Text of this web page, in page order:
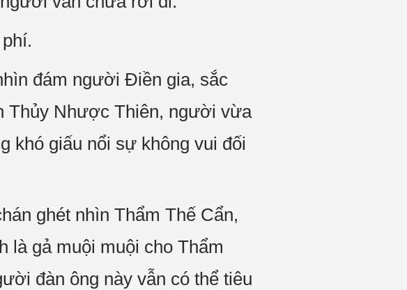
đám người Điền gia, sắc
Thủy Nhược Thiên, người vừa
khó giấu nổi sự không vui đối
ghét nhìn Thẩm Thế Cẩn,
là gả muội muội cho Thẩm
đàn ông này vẫn có thể tiêu